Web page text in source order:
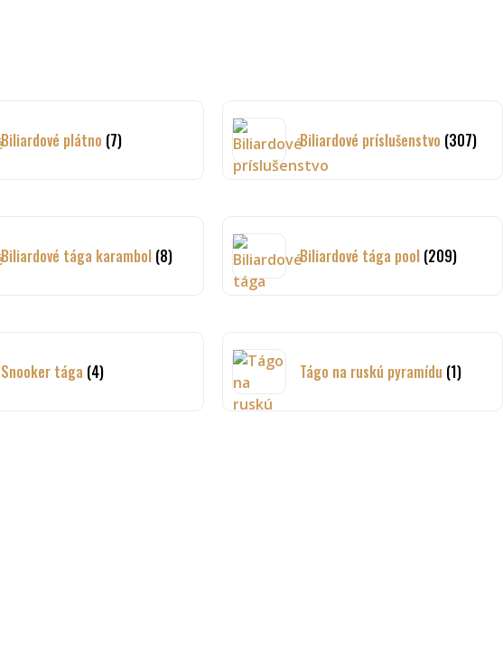
Biliardové plátno (7) Biliardové príslušenstvo (307)
Biliardové tága karambol (8) Biliardové tága pool (209)
Snooker tága (4) Tágo na ruskú pyramídu (1)